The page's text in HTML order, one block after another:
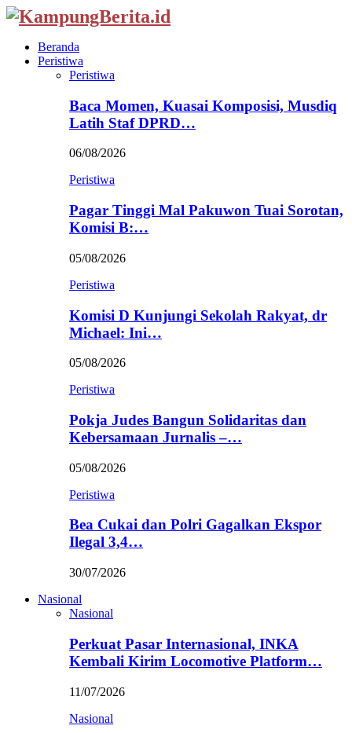
Beranda
Peristiwa
Peristiwa
Baca Momen, Kuasai Komposisi, Musdiq
Latih Staf DPRD…
06/08/2026
Peristiwa
Pagar Tinggi Mal Pakuwon Tuai Sorotan,
Komisi B:…
05/08/2026
Peristiwa
Komisi D Kunjungi Sekolah Rakyat, dr
Michael: Ini…
05/08/2026
Peristiwa
Pokja Judes Bangun Solidaritas dan
Kebersamaan Jurnalis –…
05/08/2026
Peristiwa
Bea Cukai dan Polri Gagalkan Ekspor
Ilegal 3,4…
30/07/2026
Nasional
Nasional
Perkuat Pasar Internasional, INKA
Kembali Kirim Locomotive Platform…
11/07/2026
Nasional